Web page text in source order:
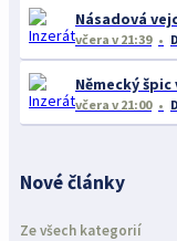
Násadová
včera v 21:39
včera v 21:00
Nové články
Ze všech kategorií